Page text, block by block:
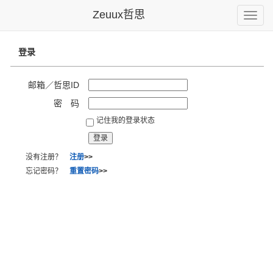
Toggle
Zeuux哲思
登录
邮箱／哲思ID
密 码
记住我的登录状态
没有注册？ 注册>>
忘记密码？ 重置密码>>